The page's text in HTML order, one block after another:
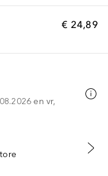
€ 24,89
en vr,